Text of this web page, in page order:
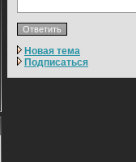
Новая тема
Подписаться